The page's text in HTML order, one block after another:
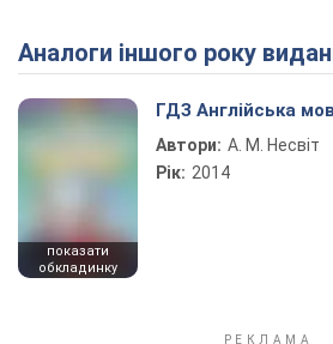
Аналоги іншого року
показати
обкладинку
ГДЗ Англійська
Автори: А. М. Несвіт
Рік: 2014